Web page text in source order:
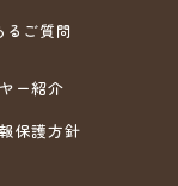
るご質問
ー紹介
保護方針